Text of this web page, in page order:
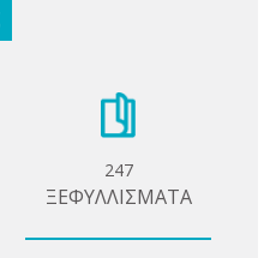
247
ΞΕΦΥΛΛΙΣΜΑΤΑ